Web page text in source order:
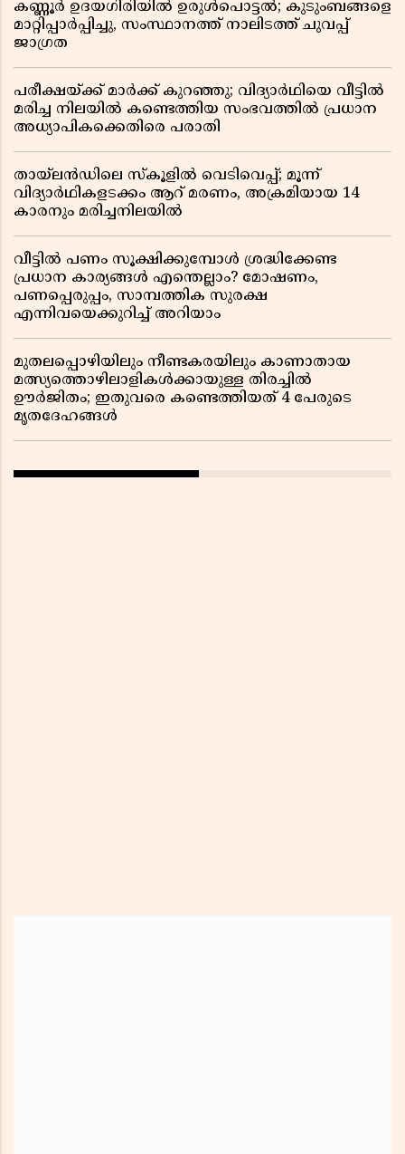
കണ്ണൂർ ഉദയഗിരിയിൽ ഉരുൾപൊട്ടൽ; കുടുംബങ്ങളെ
മാറ്റിപ്പാർപ്പിച്ചു, സംസ്ഥാനത്ത് നാലിടത്ത് ചുവപ്പ്
ജാഗ്രത
പരീക്ഷയ്ക്ക് മാർക്ക് കുറഞ്ഞു; വിദ്യാർഥിയെ വീട്ടിൽ
മരിച്ച നിലയിൽ കണ്ടെത്തിയ സംഭവത്തിൽ പ്രധാന
അധ്യാപികക്കെതിരെ പരാതി
തായ്‌ലൻഡിലെ സ്‌കൂളിൽ വെടിവെപ്പ്; മൂന്ന്
വിദ്യാർഥികളടക്കം ആറ് മരണം, അക്രമിയായ 14
കാരനും മരിച്ചനിലയിൽ
വീട്ടിൽ പണം സൂക്ഷിക്കുമ്പോൾ ശ്രദ്ധിക്കേണ്ട
പ്രധാന കാര്യങ്ങൾ എന്തെല്ലാം? മോഷണം,
പണപ്പെരുപ്പം, സാമ്പത്തിക സുരക്ഷ
എന്നിവയെക്കുറിച്ച് അറിയാം
മുതലപ്പൊഴിയിലും നീണ്ടകരയിലും കാണാതായ
മത്സ്യത്തൊഴിലാളികൾക്കായുള്ള തിരച്ചിൽ
ഊർജിതം; ഇതുവരെ കണ്ടെത്തിയത് 4 പേരുടെ
മൃതദേഹങ്ങൾ